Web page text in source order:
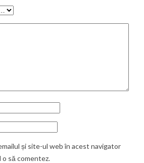
și site-ul web în acest navigator
să comentez.